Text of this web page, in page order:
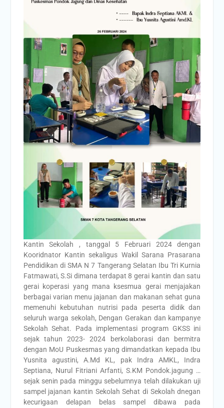
Kantin Sekolah , tanggal 5 Februari 2024 dengan
Kooridnator Kantin sekaligus Wakil Sarana Prasarana
Pendidikan di SMA N 7 Tangerang Selatan Ibu Tri Kurnia
Fatmawati, S.Si dimana terdapat 8 gerai kantin dan satu
gerai koperasi yang mana ksesmua gerai menjajakan
berbagai varian menu jajanan dan makanan sehat guna
memenuhi kebutuhan nutrisi pada peserta didik dan
seluruh warga sekolah, Dengan Gerakan dan kampanye
Sekolah Sehat. Pada implementasi program GKSS ini
sejak tahun 2023- 2024 berkolaborasi dan bermitra
dengan MoU Puskesmas yang dimandatkan kepada Ibu
Yusnita agustini, A.Md KL, pak Indra AMKL, Indra
Septiana, Nurul Fitriani Arfanti, S.KM Pondok.jagung …
sejak senin pada minggu sebelumnya telah dilakukan uji
sampel jajanan kantin Sekolah Sehat di Sekolah dnegan
kecurigaan delapan belas sampel dibawa pada